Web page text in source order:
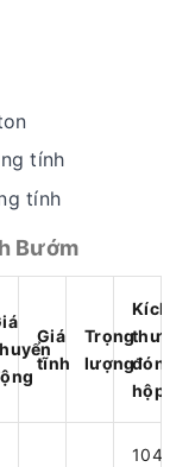
tính
tính
Bướm
Giá
tĩnh
Trọng
lượng
Kích
hộp